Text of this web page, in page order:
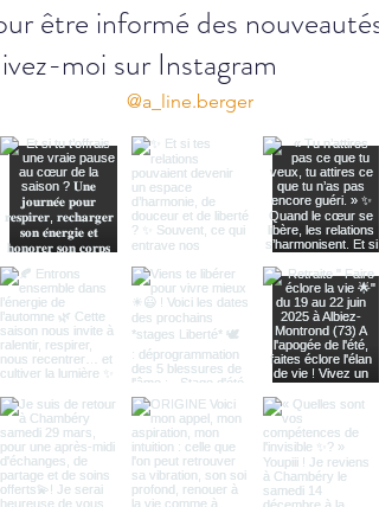
être informé des
moi sur Instagram
@a_line.berger